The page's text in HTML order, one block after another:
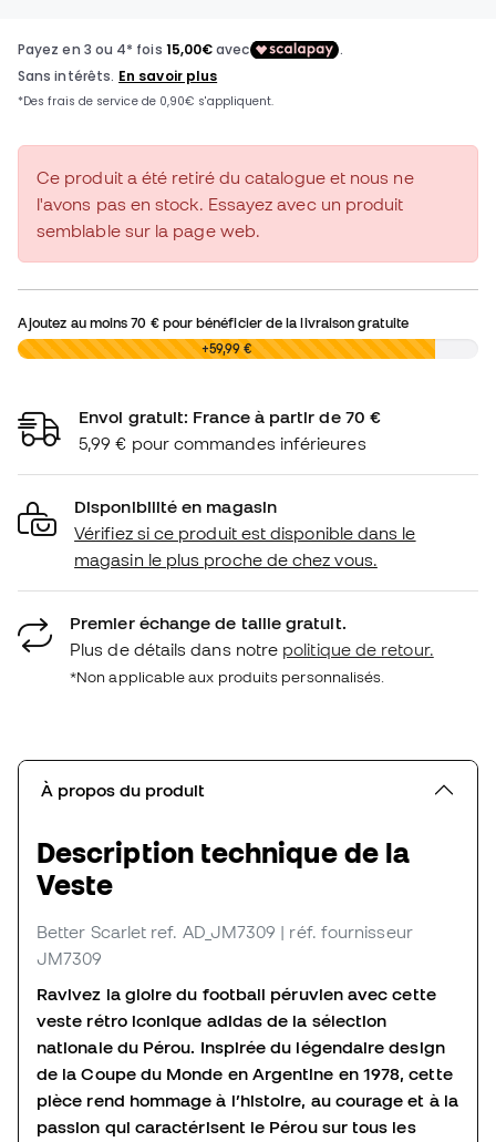
Ce produit a été retiré du catalogue et nous ne
l'avons pas en stock. Essayez avec un produit
semblable sur la page web.
Ajoutez au moins70 €pour bénéficier de la livraison gratuite
0,00 € +59,99 €
Envoi gratuit: France à partir de 70 €
5,99 € pour commandes inférieures
Disponibilité en magasin
Vérifiez si ce produit est disponible dans le
magasin le plus proche de chez vous.
Premier échange de taille gratuit.
Plus de détails dans notre politique de retour.
*Non applicable aux produits personnalisés.
À propos du produit
Description technique de la
Veste
Better Scarlet ref. AD_JM7309 | réf. fournisseur
JM7309
Ravivez la gloire du football péruvien avec cette
veste rétro iconique adidas de la sélection
nationale du Pérou. Inspirée du légendaire design
de la Coupe du Monde en Argentine en 1978, cette
pièce rend hommage à l’histoire, au courage et à la
passion qui caractérisent le Pérou sur tous les